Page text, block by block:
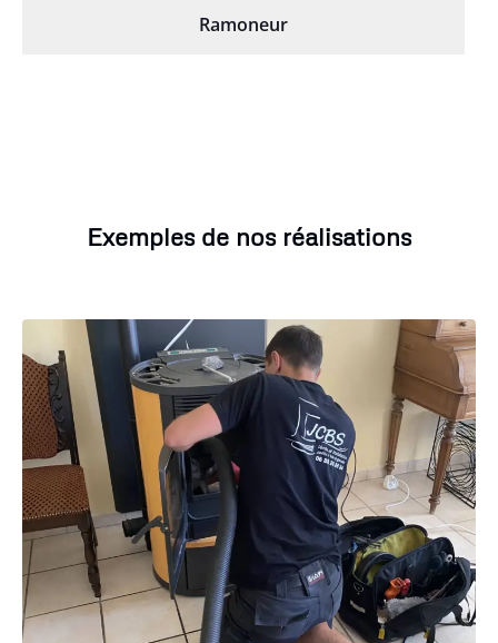
Ramoneur
Exemples de nos réalisations